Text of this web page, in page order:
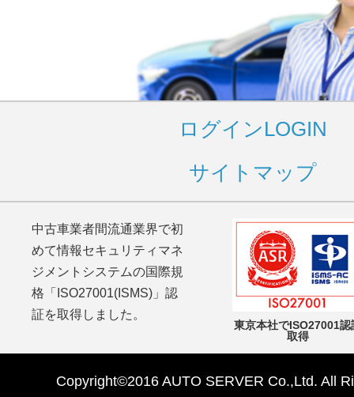
ログインLOGIN
サイトマップ
東京本社でISO27001認
取得
中古車業者間流通業界で初
めて情報セキュリティマネ
ジメントシステムの国際規
格「ISO27001(ISMS)」認
証を取得しました。
Copyright©2016 AUTO SERVER Co.,Ltd. All